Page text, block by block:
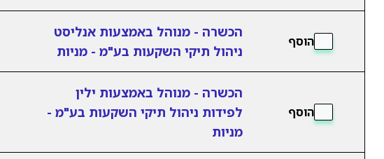
הוסף
הכשרה - מנוהל באמצעות אנליסט
ניהול תיקי השקעות בע"מ - מניות
הוסף
הכשרה - מנוהל באמצעות ילין
לפידות ניהול תיקי השקעות בע"מ -
מניות